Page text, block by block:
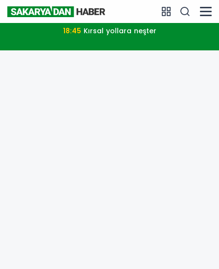
18:45 Kırsal yollara neşter